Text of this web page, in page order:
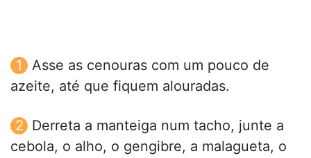
Asse as cenouras com um pouco de
azeite, até que fiquem alouradas.
Derreta a manteiga num tacho, junte a
cebola, o alho, o gengibre, a malagueta, o